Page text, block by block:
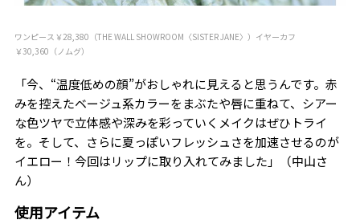
ワンピース￥28,380（THE WALL SHOWROOM〈SISTER JANE〉）イヤーカフ
￥30,360（ノムグ）
「今、“温度低めの顔”がおしゃれに見えると思うんです。赤
みを控えたベージュ系カラーをまぶたや唇に重ねて、シアー
な色ツヤで立体感や深みを彩っていくメイクはぜひトライ
を。そして、さらに夏っぽいフレッシュさを加速させるのが
イエロー！今回はリップに取り入れてみました」（中山さ
ん）
使用アイテム